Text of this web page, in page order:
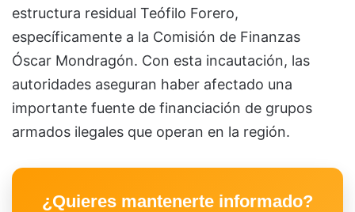
estructura residual Teófilo Forero,
específicamente a la Comisión de Finanzas
Óscar Mondragón. Con esta incautación, las
autoridades aseguran haber afectado una
importante fuente de financiación de grupos
armados ilegales que operan en la región.
¿Quieres mantenerte informado?